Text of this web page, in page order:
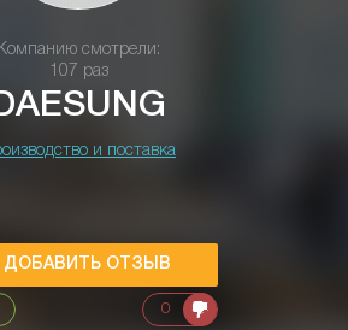
Компанию смотрели:
107 раз
и поставка
ДОБАВИТЬ ОТЗЫВ
0